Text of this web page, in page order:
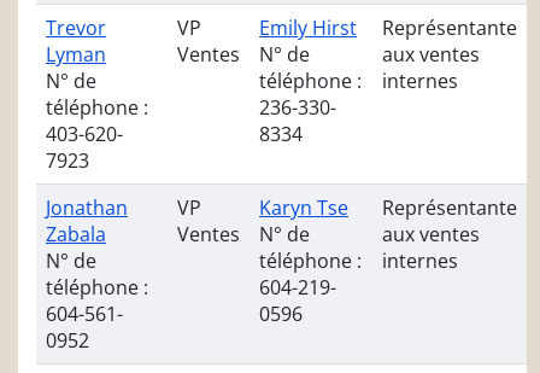
Trevor
Lyman
N° de
téléphone :
403-620-
7923
VP
Ventes
Emily Hirst
N° de
téléphone :
236-330-
8334
Représentante
aux ventes
internes
Jonathan
Zabala
N° de
téléphone :
604-561-
0952
VP
Ventes
Karyn Tse
N° de
téléphone :
604-219-
0596
Représentante
aux ventes
internes